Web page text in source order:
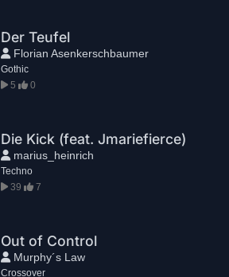
Der Teufel
Florian Asenkerschbaumer
Gothic
5
0
Die Kick (feat. Jmariefierce)
marius_heinrich
Techno
39
7
Out of Control
Murphy´s Law
Crossover